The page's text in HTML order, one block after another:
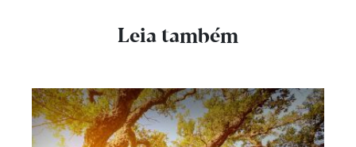
Leia também